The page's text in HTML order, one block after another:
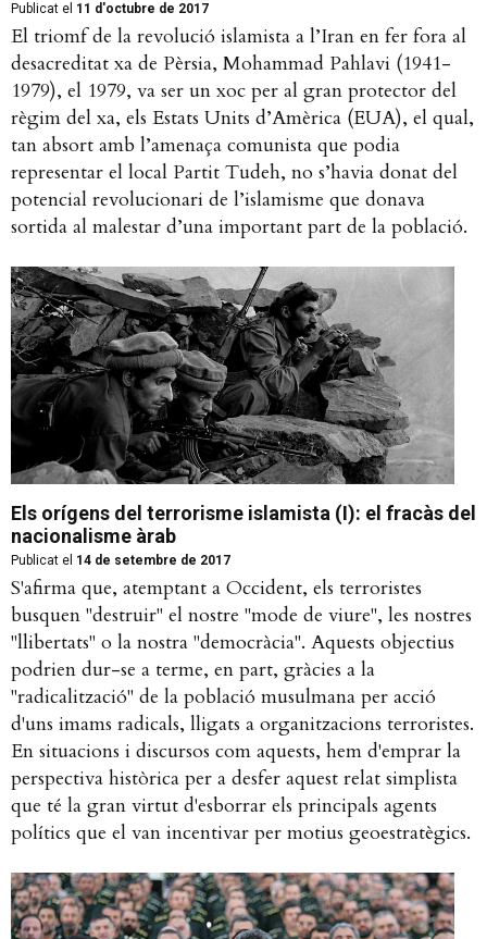
Publicat el 11 d'octubre de 2017
El triomf de la revolució islamista a l’Iran en fer fora al
desacreditat xa de Pèrsia, Mohammad Pahlavi (1941-
1979), el 1979, va ser un xoc per al gran protector del
règim del xa, els Estats Units d’Amèrica (EUA), el qual,
tan absort amb l’amenaça comunista que podia
representar el local Partit Tudeh, no s’havia donat del
potencial revolucionari de l’islamisme que donava
sortida al malestar d’una important part de la població.
Els orígens del terrorisme islamista (I): el fracàs del
nacionalisme àrab
Publicat el 14 de setembre de 2017
S'afirma que, atemptant a Occident, els terroristes
busquen "destruir" el nostre "mode de viure", les nostres
"llibertats" o la nostra "democràcia". Aquests objectius
podrien dur-se a terme, en part, gràcies a la
"radicalització" de la població musulmana per acció
d'uns imams radicals, lligats a organitzacions terroristes.
En situacions i discursos com aquests, hem d'emprar la
perspectiva històrica per a desfer aquest relat simplista
que té la gran virtut d'esborrar els principals agents
polítics que el van incentivar per motius geoestratègics.